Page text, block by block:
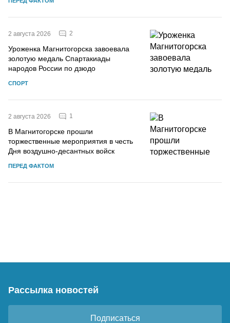
2 августа 2026 2
Уроженка Магнитогорска завоевала
золотую медаль Спартакиады
народов России по дзюдо
СПОРТ
2 августа 2026 1
В Магнитогорске прошли
торжественные мероприятия в честь
Дня воздушно-десантных войск
ПЕРЕД ФАКТОМ
Рассылка новостей
Подписаться